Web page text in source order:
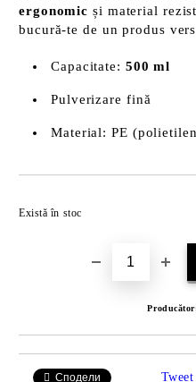
ergonomic și material
bucură-te de un produs
Capacitate: 500 ml
Pulverizare fină
Material: PE
Există în stoc
Сподели Tweet